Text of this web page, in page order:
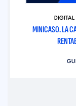
MINICASO. LA